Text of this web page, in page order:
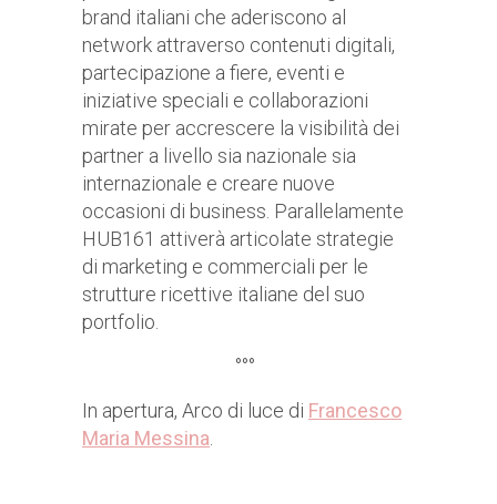
brand italiani che aderiscono al
network attraverso contenuti digitali,
partecipazione a fiere, eventi e
iniziative speciali e collaborazioni
mirate per accrescere la visibilità dei
partner a livello sia nazionale sia
internazionale e creare nuove
occasioni di business. Parallelamente
HUB161 attiverà articolate strategie
di marketing e commerciali per le
strutture ricettive italiane del suo
portfolio.
°°°
In apertura, Arco di luce di Francesco
Maria Messina